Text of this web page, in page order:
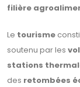
filière
Le tourisme
soutenu par les
stations
des retombées